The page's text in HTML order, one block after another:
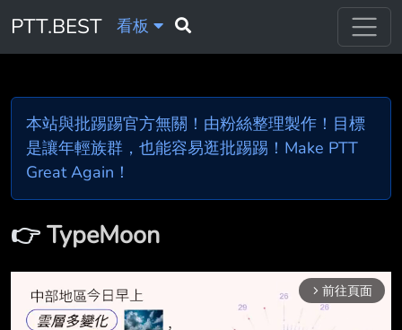
PTT.BEST 看板
本站與批踢踢官方無關！由粉絲整理製作！目標
是讓年輕族群，也能容易逛批踢踢！Make PTT
Great Again！
👉TypeMoon
arrow_forward_ios 前往頁面